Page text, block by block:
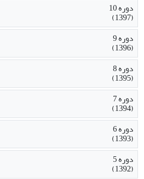
دوره 10
(1397)
دوره 9
(1396)
دوره 8
(1395)
دوره 7
(1394)
دوره 6
(1393)
دوره 5
(1392)